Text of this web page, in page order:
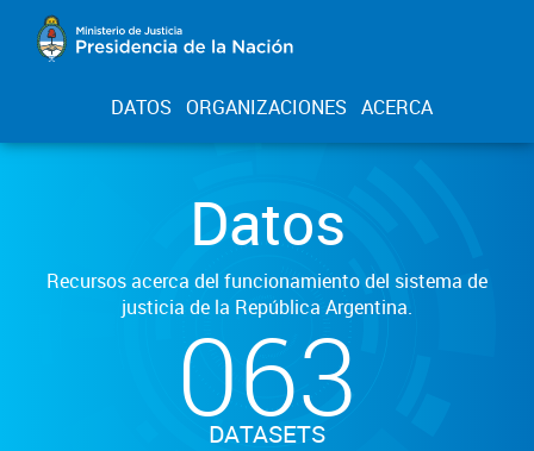
DATOS ORGANIZACIONES ACERCA
Datos
Recursos acerca del funcionamiento del sistema de
justicia de la República Argentina.
063
DATASETS